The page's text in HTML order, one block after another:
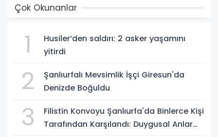
Çok Okunanlar
1
Husiler’den saldırı: 2 asker yaşamını
yitirdi
2
Şanlıurfalı Mevsimlik İşçi Giresun'da
Denizde Boğuldu
3
Filistin Konvoyu Şanlıurfa'da Binlerce Kişi
Tarafından Karşılandı: Duygusal Anlar